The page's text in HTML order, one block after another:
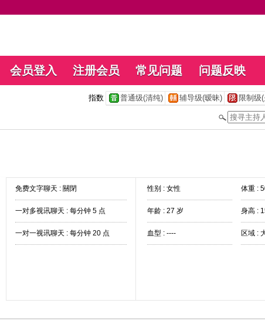
会员登入 注册会员 常见问题 问题反映
指数 普通级(清纯) 辅导级(暧昧) 限制级
免费文字聊天 : 關閉
一对多视讯聊天 : 每分钟 5 点
一对一视讯聊天 : 每分钟 20 点
性别 : 女性 体重 :
年龄 : 27 岁 身高 :
血型 : ---- 区域 :